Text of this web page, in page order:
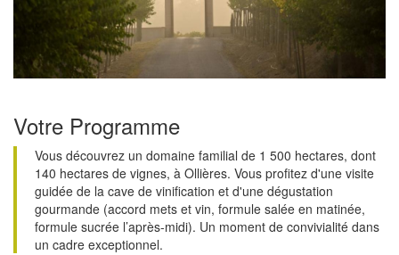
Votre Programme
Vous découvrez un domaine familial de 1 500 hectares, dont
140 hectares de vignes, à Ollières. Vous profitez d'une visite
guidée de la cave de vinification et d'une dégustation
gourmande (accord mets et vin, formule salée en matinée,
formule sucrée l’après-midi). Un moment de convivialité dans
un cadre exceptionnel.